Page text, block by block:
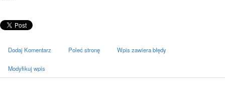
Dodaj Komentarz Poleć stronę Wpis zawiera błędy
Modyfikuj wpis